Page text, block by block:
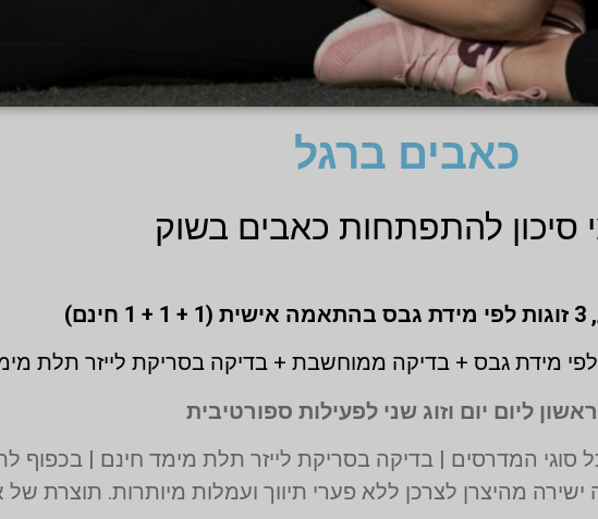
כאבים ברגל
סיכון להתפתחות כאבים בשוק
3 זוגות לפי מידת גבס בהתאמה אישית (1 + 1 + 1 חינם)
מידת גבס + בדיקה ממוחשבת + בדיקה בסריקת לייזר תלת
ראשון ליום יום וזוג שני לפעילות ספורטיבית
מהיצרן לצרכן ללא פערי תיווך ועמלות מיותרות. תוצרת